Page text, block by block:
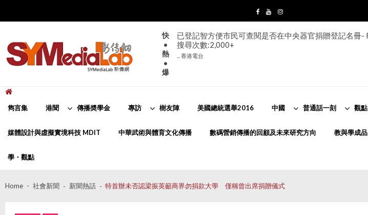
navigation
content
快
•
熱
•
爆
已登記智方便市民可查閱是否在中央器官捐贈登記名冊-
搜尋次數:2,000+
... 香港電台
雋言集 港聞 傳播奬學金 專訪 樹友陣 美國總統選舉2016 中國 普通話一刻 觀點
媒體設計與虛擬實境科技 MDIT 中華武術與體育文化傳播 數碼營銷傳播的回顧及未來研究方向 教與學成品
學・觀點
Home 社會新聞 新聞熱話 特首辦未否認梁振英籲商界勿捐款大學 僅稱曾出席捐贈儀式